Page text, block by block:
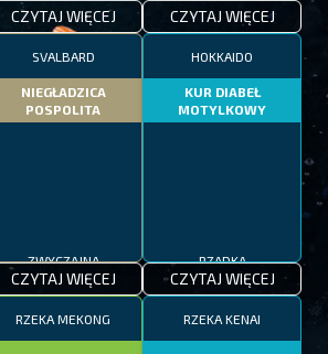
CZYTAJ WIĘCEJ CZYTAJ WIĘCEJ
SVALBARD
NIEGŁADZICA
POSPOLITA
CZYTAJ WIĘCEJ
HOKKAIDO
KUR DIABEŁ
MOTYLKOWY
CZYTAJ WIĘCEJ
RZEKA MEKONG RZEKA KENAI